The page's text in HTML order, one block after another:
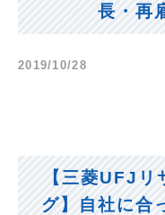
長・再
2019/10/28
【三菱UFJ
グ】自社に合